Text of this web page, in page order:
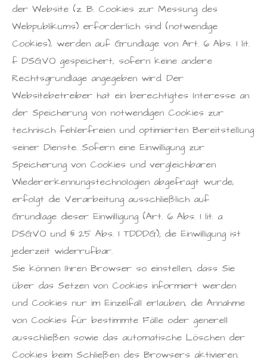
der Website (z. B. Cookies zur Messung des
Webpublikums) erforderlich sind (notwendige
Cookies), werden auf Grundlage von Art. 6 Abs. 1 lit.
f DSGVO gespeichert, sofern keine andere
Rechtsgrundlage angegeben wird. Der
Websitebetreiber hat ein berechtigtes Interesse an
der Speicherung von notwendigen Cookies zur
technisch fehlerfreien und optimierten Bereitstellung
seiner Dienste. Sofern eine Einwilligung zur
Speicherung von Cookies und vergleichbaren
Wiedererkennungstechnologien abgefragt wurde,
erfolgt die Verarbeitung ausschließlich auf
Grundlage dieser Einwilligung (Art. 6 Abs. 1 lit. a
DSGVO und § 25 Abs. 1 TDDDG); die Einwilligung ist
jederzeit widerrufbar.
Sie können Ihren Browser so einstellen, dass Sie
über das Setzen von Cookies informiert werden
und Cookies nur im Einzelfall erlauben, die Annahme
von Cookies für bestimmte Fälle oder generell
ausschließen sowie das automatische Löschen der
Cookies beim Schließen des Browsers aktivieren.